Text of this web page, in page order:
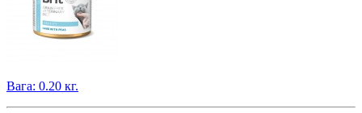
Вага: 0.20 кг.